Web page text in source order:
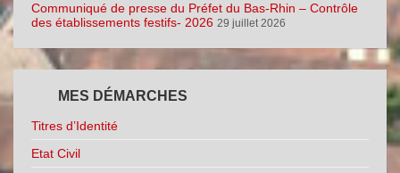
Communiqué de presse du Préfet du Bas-Rhin – Contrôle
des établissements festifs- 2026 29 juillet 2026
MES DÉMARCHES
Titres d’Identité
Etat Civil